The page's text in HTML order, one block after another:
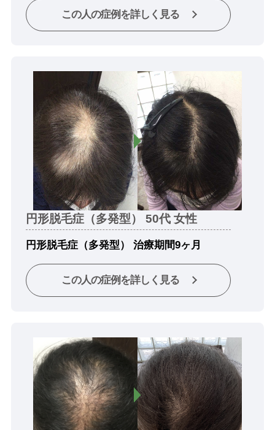
この人の症例を詳しく見る
円形脱毛症（多発型） 50代 女性
円形脱毛症（多発型） 治療期間9ヶ月
この人の症例を詳しく見る